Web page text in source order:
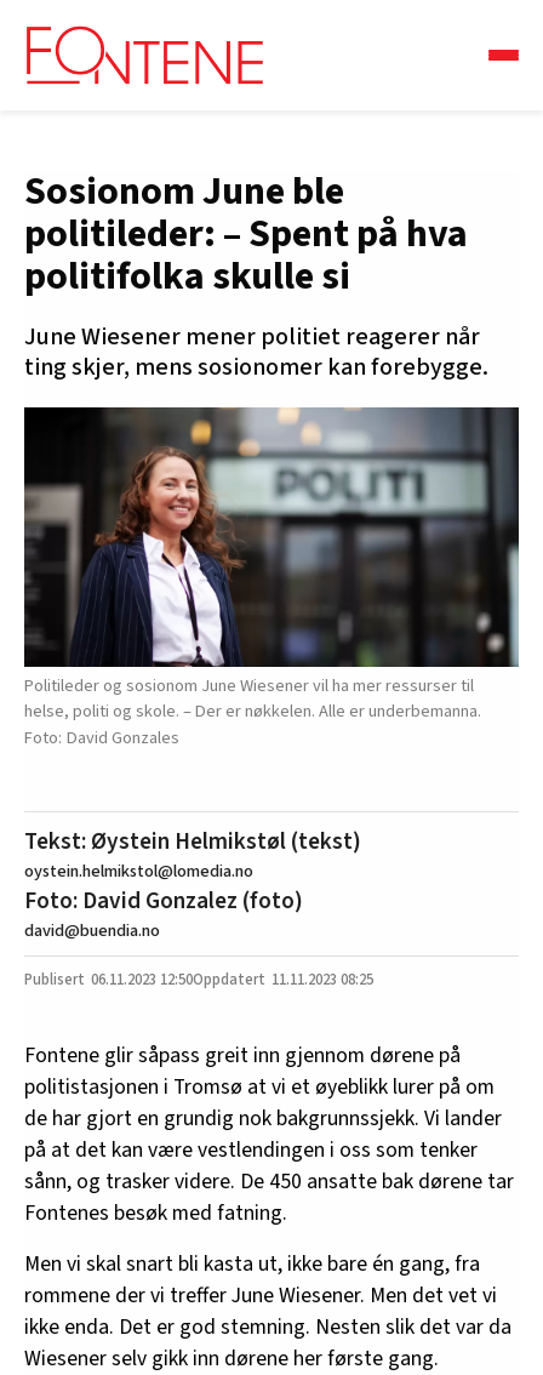
Sosionom June ble
politileder: – Spent på hva
politifolka skulle si
June Wiesener mener politiet reagerer når
ting skjer, mens sosionomer kan forebygge.
Politileder og sosionom June Wiesener vil ha mer ressurser til
helse, politi og skole. – Der er nøkkelen. Alle er underbemanna.
David Gonzales
Tekst: Øystein Helmikstøl (tekst)
oystein.helmikstol@lomedia.no
Foto: David Gonzalez (foto)
david@buendia.no
06.11.2023 12:50 11.11.2023 08:25
Fontene glir såpass greit inn gjennom dørene på
politistasjonen i Tromsø at vi et øyeblikk lurer på om
de har gjort en grundig nok bakgrunnssjekk. Vi lander
på at det kan være vestlendingen i oss som tenker
sånn, og trasker videre. De 450 ansatte bak dørene tar
Fontenes besøk med fatning.
Men vi skal snart bli kasta ut, ikke bare én gang, fra
rommene der vi treffer June Wiesener. Men det vet vi
ikke enda. Det er god stemning. Nesten slik det var da
Wiesener selv gikk inn dørene her første gang.